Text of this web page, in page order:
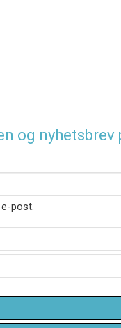
og nyhetsbrev
post.